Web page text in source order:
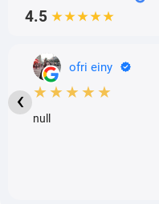
4.5 ★★★★★
ofri einy
★★★★★
null
‹